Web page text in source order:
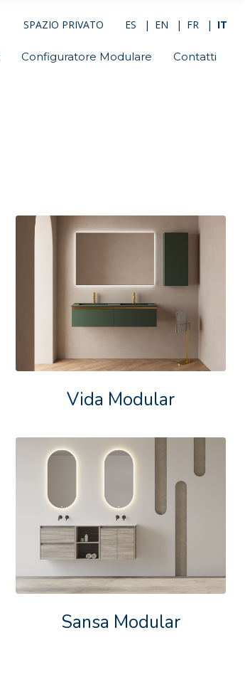
SPAZIO PRIVATO ES EN FR IT
Configuratore Modulare Contatti
Vida Modular
Sansa Modular